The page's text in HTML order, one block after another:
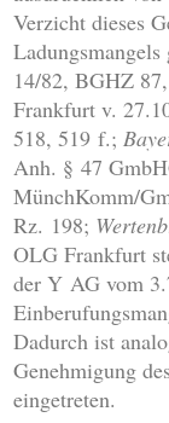
Verzicht dieses
14/82, BGHZ
Frankfurt v.
518, 519 f.;
Anh. § 47
MünchKomm/
Rz. 198;
OLG Frankfurt
der Y AG vom
Dadurch ist
Genehmigung
eingetreten.